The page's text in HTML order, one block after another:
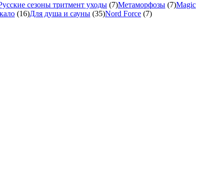
сезоны тритмент уходы (7)Метаморфозы (7)Magic
(16)Для душа и сауны (35)Nord Force (7)